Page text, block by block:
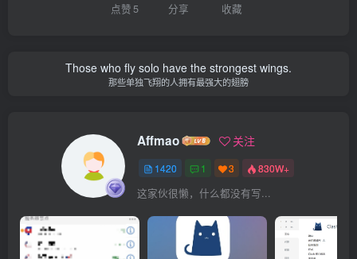
点赞 5 分享 收藏
Those who fly solo have the strongest wings.
那些单独飞翔的人拥有最强大的翅膀
Affmao 关注
1420 1 3 830W+
这家伙很懒，什么都没有写...